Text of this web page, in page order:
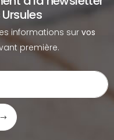
informations sur vos
première.